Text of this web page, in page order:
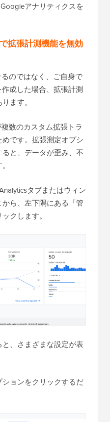
アナリティクスを
拡張計測機能を無効
のではなく、ご自身で
成した場合、拡張計測
ます。
数のカスタム拡張トラ
です。拡張測定オプシ
と、データが歪み、不
タブまたはウィン
ら、左下隅にある「管
クします。
と、さまざまな設定が表
ションをクリックするだ